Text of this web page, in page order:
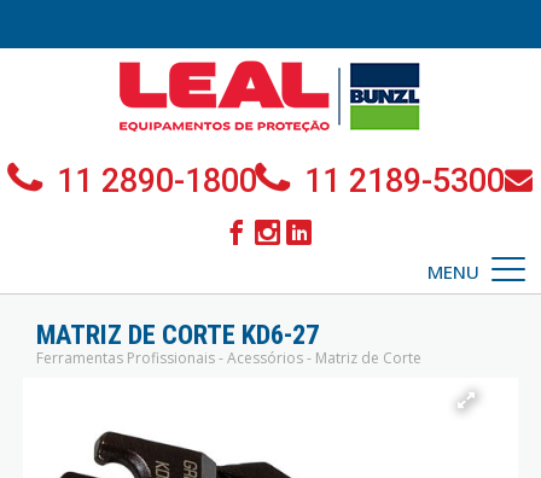
11 2890-1800 11 2189-5300
MENU
MATRIZ DE CORTE KD6-27
Ferramentas Profissionais - Acessórios - Matriz de Corte